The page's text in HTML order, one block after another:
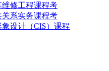
维修工程课程考
关系实务课程考
象设计（CIS）课程